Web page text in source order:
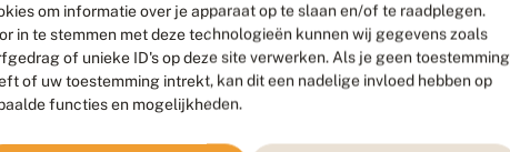
om informatie over je apparaat op te slaan en/of te raadplegen.
in te stemmen met deze technologieën kunnen wij gegevens zoals
of unieke ID's op deze site verwerken. Als je geen toestemming
of uw toestemming intrekt, kan dit een nadelige invloed hebben op
functies en mogelijkheden.